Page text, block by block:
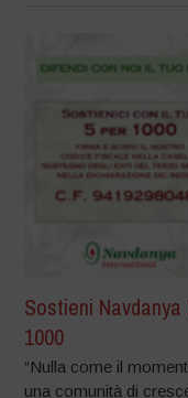
Sostieni
1000
“Nulla come il
una comunità di